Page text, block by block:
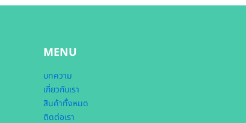
MENU
บทความ
เกี่ยวกับเรา
สินค้าทั้งหมด
ติดต่อเรา